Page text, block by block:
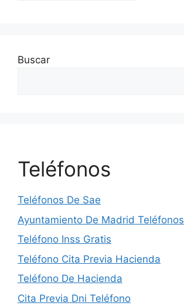
Buscar
Teléfonos
Teléfonos De Sae
Ayuntamiento De Madrid Teléfonos
Teléfono Inss Gratis
Teléfono Cita Previa Hacienda
Teléfono De Hacienda
Cita Previa Dni Teléfono